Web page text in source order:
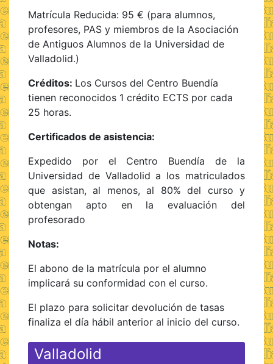
Matrícula Reducida: 95 € (para alumnos,
profesores, PAS y miembros de la Asociación
de Antiguos Alumnos de la Universidad de
Valladolid.)
Créditos: Los Cursos del Centro Buendía
tienen reconocidos 1 crédito ECTS por cada
25 horas.
Certificados de asistencia:
Expedido por el Centro Buendía de la
Universidad de Valladolid a los matriculados
que asistan, al menos, al 80% del curso y
obtengan apto en la evaluación del
profesorado
Notas:
El abono de la matrícula por el alumno
implicará su conformidad con el curso.
El plazo para solicitar devolución de tasas
finaliza el día hábil anterior al inicio del curso.
Valladolid